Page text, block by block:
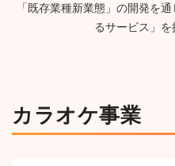
【カラオケまねきねこ 古
ンドオープン!おかしバーを
「既存業種新業態」の開発を
るサービス」を
カラオケ事業